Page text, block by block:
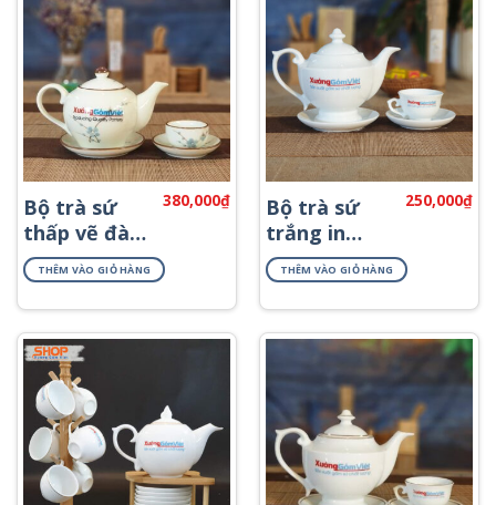
Bộ trà sứ
thấp vẽ đào
xanh ATV-13
380,000₫
THÊM VÀO GIỎ HÀNG
Bộ trà sứ
trắng in
logo làm
quà tặng
AT-04
250,000₫
THÊM VÀO GIỎ HÀNG